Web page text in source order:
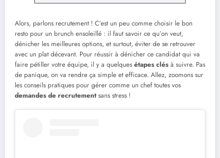
Alors, parlons recrutement ! C’est un peu comme choisir le bon
resto pour un brunch ensoleillé : il faut savoir ce qu’on veut,
dénicher les meilleures options, et surtout, éviter de se retrouver
avec un plat décevant. Pour réussir à dénicher ce candidat qui va
faire pétiller votre équipe, il y a quelques étapes clés à suivre. Pas
de panique, on va rendre ça simple et efficace. Allez, zoomons sur
les conseils pratiques pour gérer comme un chef toutes vos
demandes de recrutementsans stress !